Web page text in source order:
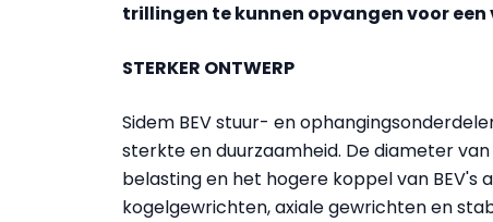
trillingen te kunnen opvangen voor
STERKER ONTWERP
Sidem BEV stuur- en
sterkte en duurzaamheid. De diameter
belasting en het hogere koppel van BEV's
kogelgewrichten, axiale gewrichten en